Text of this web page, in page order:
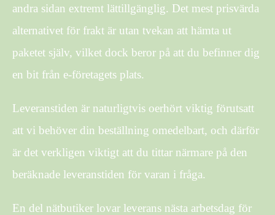
andra sidan extremt lättillgänglig. Det mest prisvärda
alternativet för frakt är utan tvekan att hämta ut
paketet själv, vilket dock beror på att du befinner dig
en bit från e-företagets plats.
Leveranstiden är naturligtvis oerhört viktig förutsatt
att vi behöver din beställning omedelbart, och därför
är det verkligen viktigt att du tittar närmare på den
beräknade leveranstiden för varan i fråga.
En del nätbutiker lovar leverans nästa arbetsdag för